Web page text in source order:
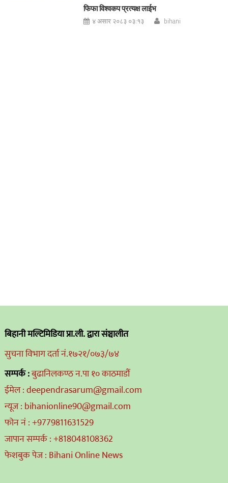
फिफा विश्वकप प्रत्यक्ष लाईभ
४ असार २०८३ ०३:१३ bihani
बिहानी मल्टिमिडिया प्रा.ली. द्वारा संञ्चालीत
सुचना विभाग दर्ता नं.१७२१/०७३/७४
सम्पर्क :बुढानिलकण्ठ न.पा १० काठमाडौं
ईमेल : deependrasarum@gmail.com
न्यूज : bihanionline90@gmail.com
फोन नं : +9779811631529
जापान सम्पर्क : +818048108362
फेशबुक पेज : Bihani Online News